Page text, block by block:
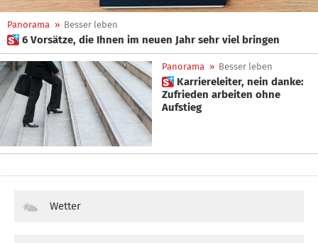
Panorama » Besser leben
 6 Vorsätze, die Ihnen im neuen Jahr sehr viel bringen
Panorama » Besser leben
 Karriereleiter, nein danke:
Zufrieden arbeiten ohne
Aufstieg
Wetter